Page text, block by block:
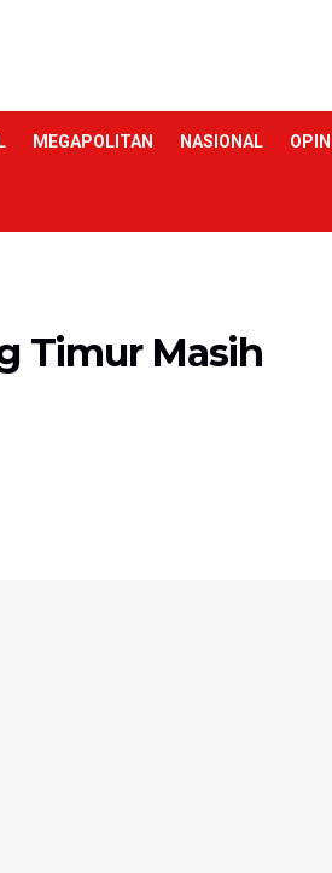
MEGAPOLITAN NASIONAL
Timur Masih